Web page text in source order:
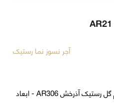
آجر نسوز نما رستیک